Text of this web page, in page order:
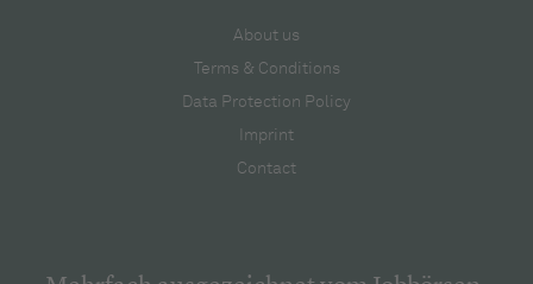
About us
Terms & Conditions
Data Protection Policy
Imprint
Contact